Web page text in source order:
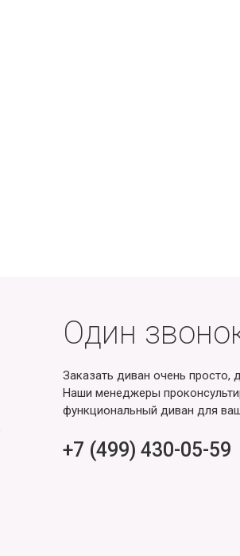
Один
Заказать диван очень просто,
Наши менеджеры
функциональный диван для
+7 (499) 430-05-59